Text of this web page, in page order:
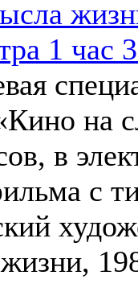
на
в
с